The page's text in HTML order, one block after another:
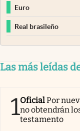
Euro
Real brasileño
Las más leídas
1OficialPor
no obtendrán
testamento